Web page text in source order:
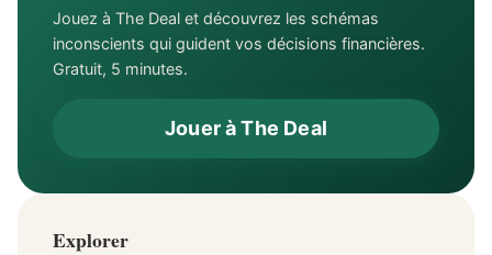
Jouez à The Deal et découvrez les schémas
inconscients qui guident vos décisions financières.
Gratuit, 5 minutes.
Jouer à The Deal
Explorer